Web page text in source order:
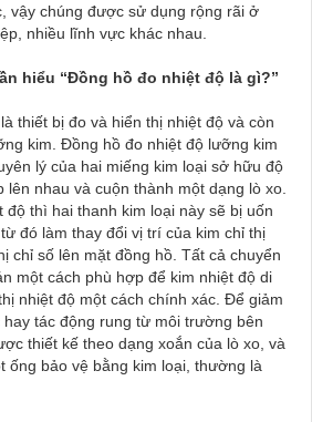
vậy chúng được sử dụng rộng rãi ở
nhiều lĩnh vực khác nhau.
hiểu “Đồng hồ đo nhiệt độ là gì?”
là thiết bị đo và hiển thị nhiệt độ và còn
kim. Đồng hồ đo nhiệt độ lưỡng kim
lý của hai miếng kim loại sở hữu độ
lên nhau và cuộn thành một dạng lò xo.
độ thì hai thanh kim loại này sẽ bị uốn
đó làm thay đổi vị trí của kim chỉ thị
chỉ số lên mặt đồng hồ. Tất cả chuyển
một cách phù hợp để kim nhiệt độ di
nhiệt độ một cách chính xác. Để giảm
tác động rung từ môi trường bên
thiết kế theo dạng xoắn của lò xo, và
ống bảo vệ bằng kim loại, thường là